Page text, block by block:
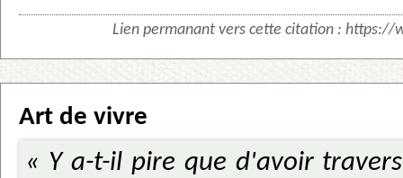
Lien permanant vers cette citation : https://
Art de vivre
« Y a-t-il pire que d'avoir